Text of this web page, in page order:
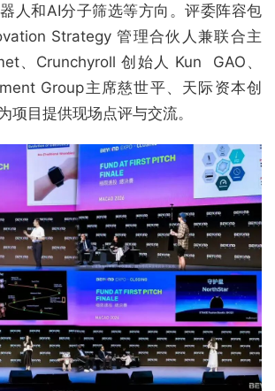
人和AI分子筛选等方向。评委阵容包
Strategy 管理合伙人兼联合主
、Crunchyroll 创始人 Kun GAO、
Group主席慈世平、天际资本创
项目提供现场点评与交流。